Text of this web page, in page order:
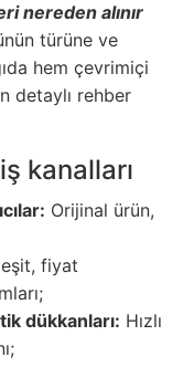
nereden alınır
türüne ve
hem çevrimiçi
detaylı rehber
kanalları
Orijinal ürün,
fiyat
dükkanları: Hızlı